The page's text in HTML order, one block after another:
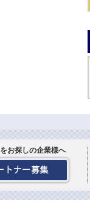
お探しの企業様へ